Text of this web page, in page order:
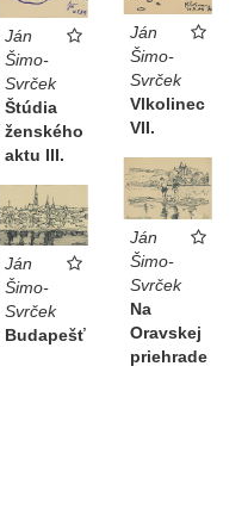
Ján
Šimo-
Svrček
Vlkolinec
VII.
Ján
Šimo-
Svrček
Štúdia
ženského
aktu III.
Ján
Šimo-
Svrček
Na
Oravskej
priehrade
Ján
Šimo-
Svrček
Budapešť